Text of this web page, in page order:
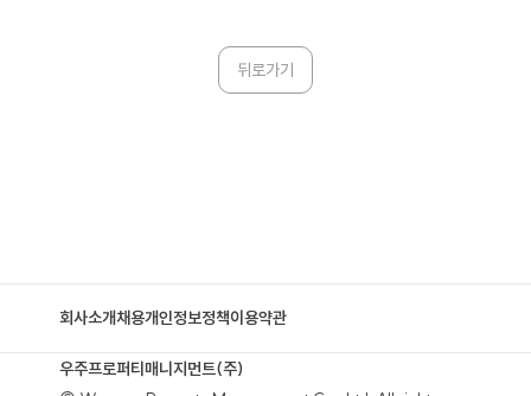
뒤로가기
회사소개채용개인정보정책이용약관
우주프로퍼티매니지먼트(주)